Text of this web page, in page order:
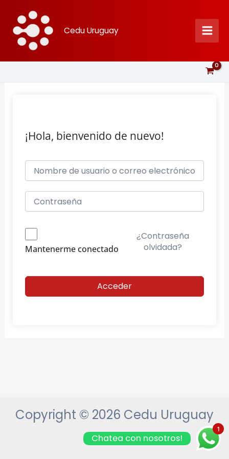
contenido
Cedu Uruguay
¡Hola, bienvenido de nuevo!
Mantenerme conectado
¿Contraseña
olvidada?
Acceder
Copyright © 2026 Cedu Uruguay
1
Chatea con nosotros!